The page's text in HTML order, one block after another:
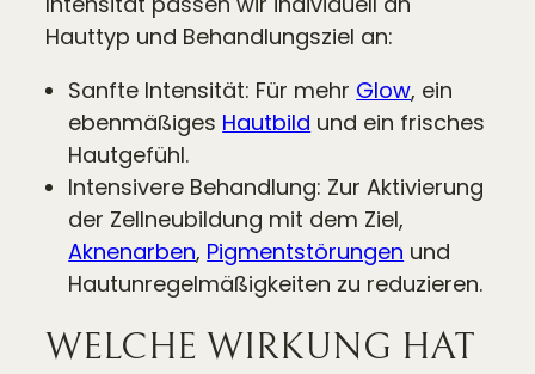
Hauttyp und Behandlungsziel an:
Sanfte Intensität: Für mehr Glow, ein
ebenmäßiges Hautbild und ein frisches
Hautgefühl.
Intensivere Behandlung: Zur Aktivierung
der Zellneubildung mit dem Ziel,
Aknenarben, Pigmentstörungen und
Hautunregelmäßigkeiten zu reduzieren.
WELCHE WIRKUNG HAT